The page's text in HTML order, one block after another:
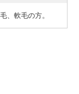
、軟毛の方。